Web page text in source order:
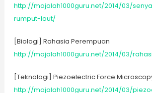
http://majalah1000guru.net/2014/03/
rumput-laut/
[Biologi] Rahasia Perempuan
http://majalah1000guru.net/2014/03/
[Teknologi] Piezoelectric Force
http://majalah1000guru.net/2014/03/